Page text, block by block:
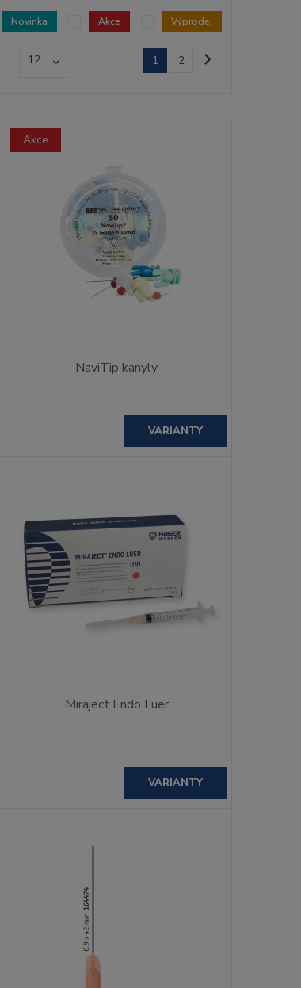
Novinka Akce Výprodej
12 1 2
Akce
NaviTip kanyly
VARIANTY
Miraject Endo Luer
VARIANTY